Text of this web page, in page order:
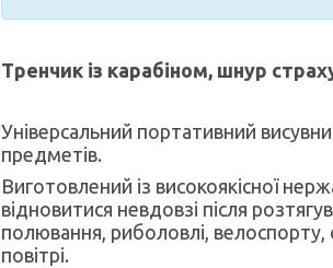
Тренчик із карабіном, шнур
Універсальний портативний
предметів.
Виготовлений із високоякісної
відновитися невдовзі після
полювання, риболовлі, велоспорту,
повітрі.